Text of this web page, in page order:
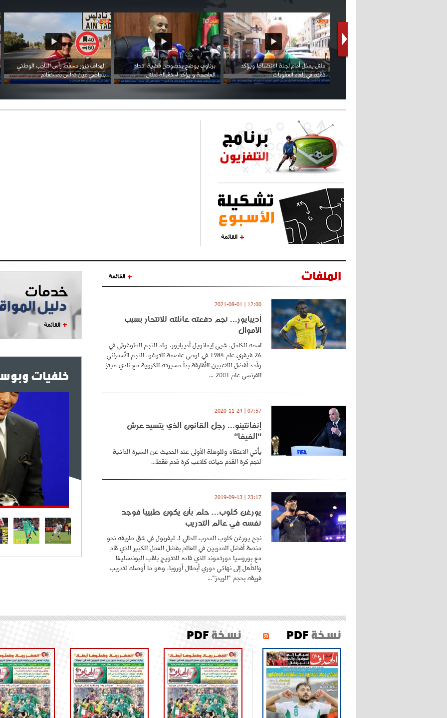
كريستيانو كاد يصاب على مستوى كتفه
بسبب سيلفي
بن زيمة ... كرم كروي قابله لإنتقام عرقي .
احتفال السفارة السعودية في الجزائر بالعيد
الوطني للمملكة
القائمة
الملفات القائمة
12:00 | 2021-08-01
أديبايور... نجم دفعته عائلته للانتحار بسبب
الأموال
اسمه الكامل، شيي إيمانويل أديبايور، ولد النجم الطوغولي في
26 فيفري عام 1984 في لومي عاصمة التوغو، النجم الأسمراني
وأحد أفضل اللاعبين الأفارقة بدأ مسيرته الكروية مع نادي ميتز
الفرنسي عام 2001 ...
07:57 | 2020-11-24
إنفانتينو... رجل القانون الذي يتسيد عرش
"الفيفا"
يأتي الاعتقاد وللوهلة الأولى عند الحديث عن السيرة الذاتية
لنجم كرة القدم حياته كلاعب كرة قدم فقط...
23:17 | 2019-09-13
يورغن كلوب... حلم بأن يكون طبيبا فوجد
نفسه في عالم التدريب
نجح يورغن كلوب المدرب الحالي لـ ليفربول في شق طريقه نحو
منصة أفضل المدربين في العالم بفضل العمل الكبير الذي قام
مع بوروسيا دورتموند الذي قاده للتتويج بلقب البوندسليغا
والتأهل إلى نهائي دوري أبطال أوروبا، وهو ما أوصله لتدريب
فريقه بحجم "الريدز"...
القائمة
خلفيات
نسخةPDF نسخةPDF